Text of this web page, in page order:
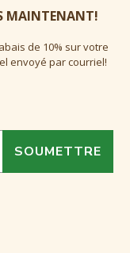
MAINTENANT!
de 10% sur votre
envoyé par courriel!
SOUMETTRE